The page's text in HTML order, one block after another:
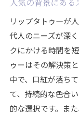
リップタトゥーが
代人のニーズが深
クにかける時間を
ゥーはその解決策
中で、口紅が落ち
て、持続的な色合
的な選択です。ま